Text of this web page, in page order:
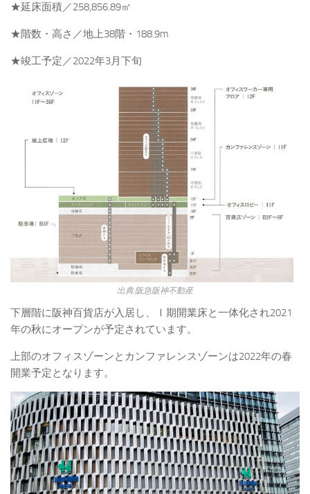
★延床面積／258,856.89㎡
★階数・高さ／地上38階・188.9m
★竣工予定／2022年3月下旬
出典:阪急阪神不動産
下層階に阪神百貨店が入居し、Ⅰ期開業床と一体化され2021
年の秋にオープンが予定されています。
上部のオフィスゾーンとカンファレンスゾーンは2022年の春
開業予定となります。